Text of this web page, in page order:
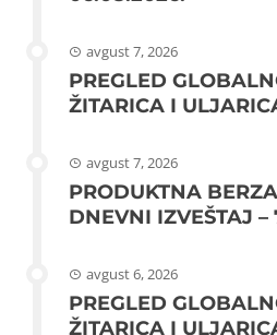
avgust 7, 2026
PREGLED
ŽITARICA I
avgust 7, 2026
PRODUKTNA
DNEVNI IZVEŠTAJ –
avgust 6, 2026
PREGLED
ŽITARICA I